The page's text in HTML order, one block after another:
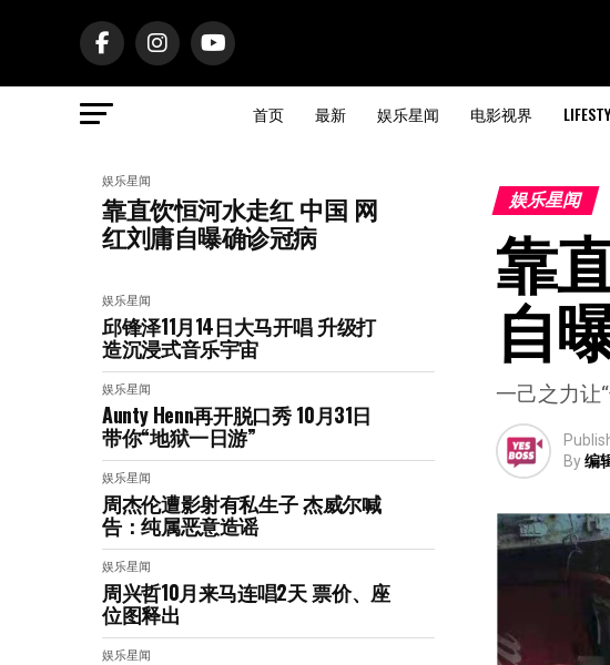
首页 最新 娱乐星闻 电影视界
娱乐星闻
靠直饮恒河水走红 中国 网
红刘庸自曝确诊冠病
娱乐星闻
邱锋泽11月14日大马开唱 升级打
造沉浸式音乐宇宙
娱乐星闻
Aunty Henn再开脱口秀 10月31日
带你“地狱一日游”
娱乐星闻
周杰伦遭影射有私生子 杰威尔喊
告：纯属恶意造谣
娱乐星闻
周兴哲10月来马连唱2天 票价、座
位图释出
娱乐星闻
娱乐星闻
靠
自
一己之力让
By编